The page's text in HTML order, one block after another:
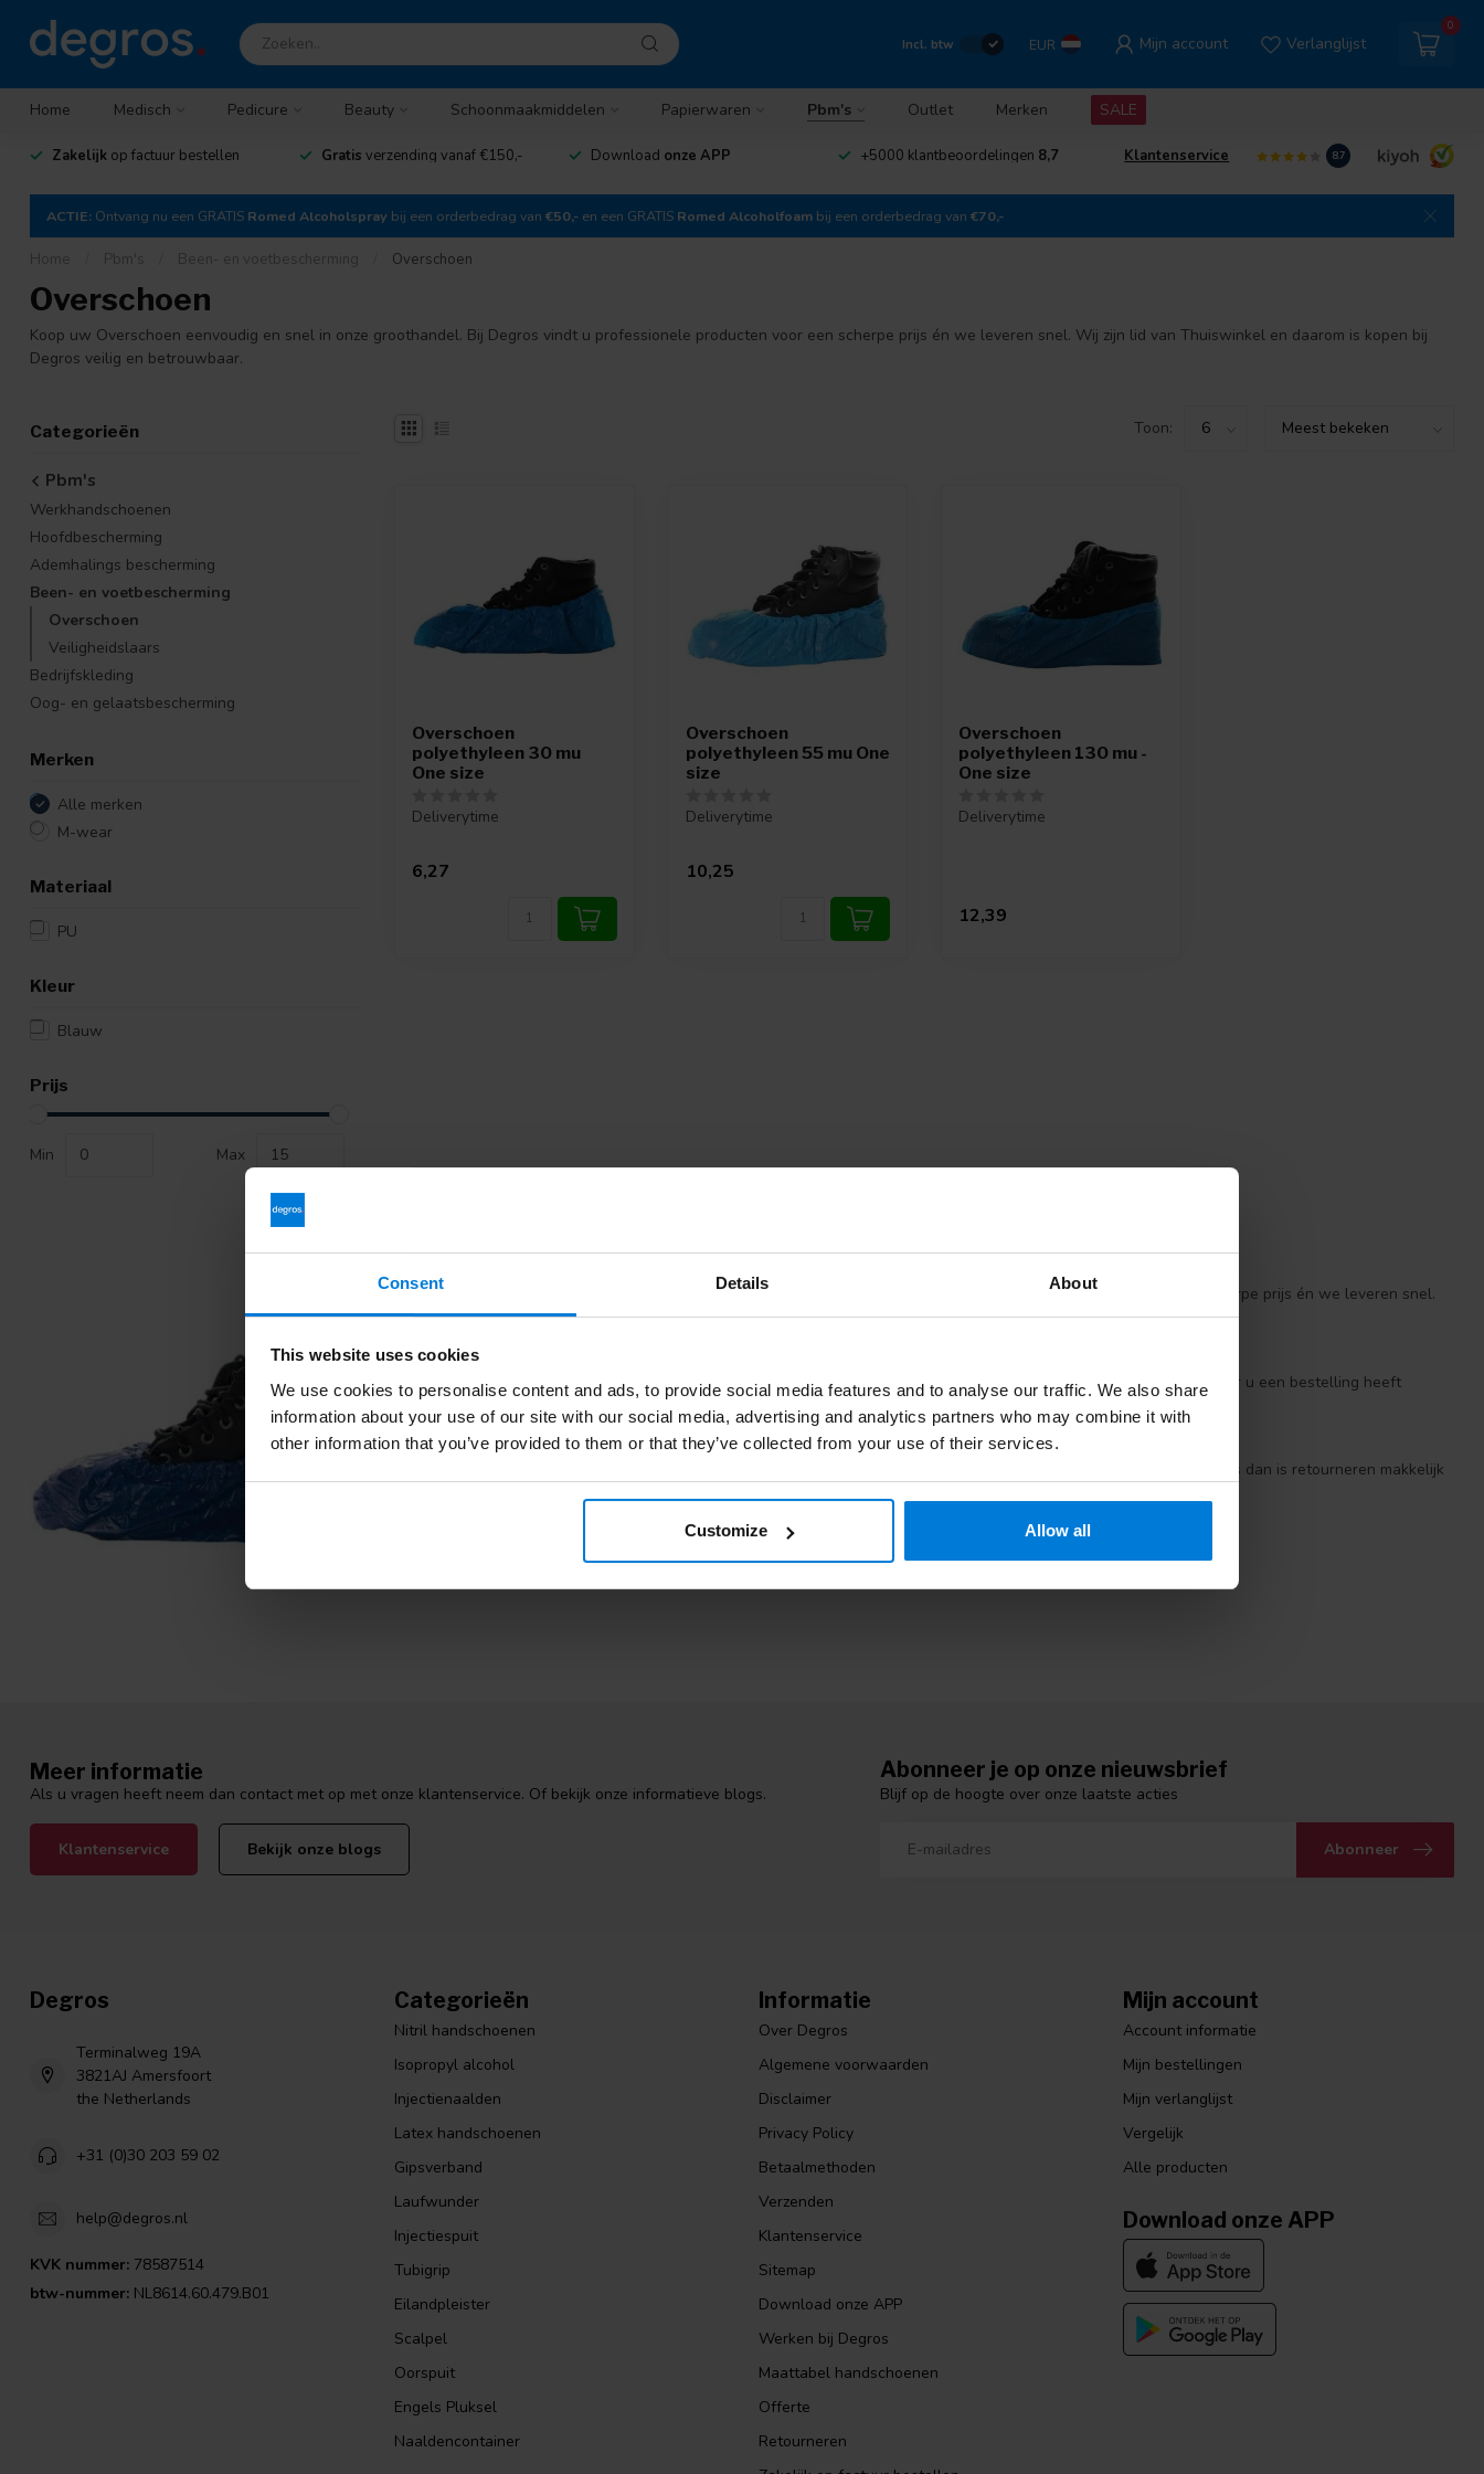
Consent Details About
This website uses cookies
We use cookies to personalise content and ads, to provide social media features and to analyse our traffic. We also share
information about your use of our site with our social media, advertising and analytics partners who may combine it with
other information that you’ve provided to them or that they’ve collected from your use of their services.
Customize Allow all
Incl. btw EUR Mijn account Verlanglijst
0
Home Medisch Pedicure Beauty Schoonmaakmiddelen Papierwaren Pbm's Outlet Merken SALE
Zakelijk op factuur bestellen Gratis verzending vanaf €150,- Download onze APP +5000 klantbeoordelingen 8,7 Klantenservice 8.7
ACTIE: Ontvang nu een GRATIS Romed Alcoholspray bij een orderbedrag van €50,- en een GRATIS Romed Alcoholfoam bij een orderbedrag van €70,-
Home Pbm's Been- en voetbescherming Overschoen
Overschoen
Koop uw Overschoen eenvoudig en snel in onze groothandel. Bij Degros vindt u professionele producten voor een scherpe prijs én we leveren snel. Wij zijn lid van Thuiswinkel en daarom is kopen bij
Degros veilig en betrouwbaar.
Categorieën
Pbm's
Werkhandschoenen
Hoofdbescherming
Ademhalings bescherming
Been- en voetbescherming
Overschoen
Veiligheidslaars
Bedrijfskleding
Oog- en gelaatsbescherming
Merken
Alle merken
M-wear
Materiaal
PU
Kleur
Blauw
Prijs
Min Max
Toon:
Overschoen
polyethyleen 30 mu
One size
Deliverytime
6,27
Overschoen
polyethyleen 55 mu One
size
Deliverytime
10,25
Overschoen
polyethyleen 130 mu -
One size
Deliverytime
12,39
Koop uw Overschoen eenvoudig en snel in onze groothandel. Bij Degros vindt u professionele producten voor een scherpe prijs én we leveren snel.
Wij zijn lid van Thuiswinkel en daarom is kopen bij Degros veilig en betrouwbaar.
Wat betaal ik aan verzendkosten en wat zijn de levertijden?
Verzenden kost €6,95 en is Gratis vanaf €150,- Voor 16:00 besteld is op werkdagen dezelfde dag verzonden* *Wanneer u een bestelling heeft
gedaan met artikelen met een langere levertijd, dan verzenden wij de order pas wanneer deze compleet is.
Wat is de garantietermijn en welke kwaliteit kan ik verwachten?
Wij leveren uitsluitend A-kwaliteit producten. De wettelijke garantietermijn is 6 maanden. Is een product niet naar wens dan is retourneren makkelijk
Meer informatie
Als u vragen heeft neem dan contact met op met onze klantenservice. Of bekijk onze informatieve blogs.
Klantenservice Bekijk onze blogs
Abonneer je op onze nieuwsbrief
Blijf op de hoogte over onze laatste acties
Abonneer
Degros
Terminalweg 19A
3821AJ Amersfoort
the Netherlands
+31 (0)30 203 59 02
help@degros.nl
KVK nummer: 78587514
btw-nummer: NL8614.60.479.B01
Categorieën
Nitril handschoenen
Isopropyl alcohol
Injectienaalden
Latex handschoenen
Gipsverband
Laufwunder
Injectiespuit
Tubigrip
Eilandpleister
Scalpel
Oorspuit
Engels Pluksel
Naaldencontainer
Informatie
Over Degros
Algemene voorwaarden
Disclaimer
Privacy Policy
Betaalmethoden
Verzenden
Klantenservice
Sitemap
Download onze APP
Werken bij Degros
Maattabel handschoenen
Offerte
Retourneren
Mijn account
Account informatie
Mijn bestellingen
Mijn verlanglijst
Vergelijk
Alle producten
Download onze APP